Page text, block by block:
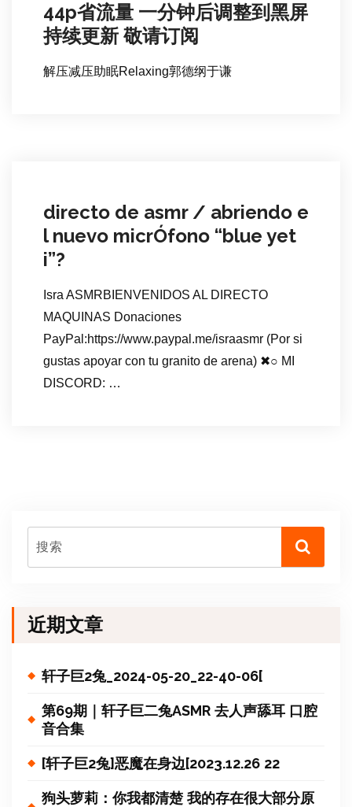
44p省流量 一分钟后调整到黑屏
持续更新 敬请订阅
解压减压助眠Relaxing郭德纲于谦
directo de asmr / abriendo e
l nuevo micrÓfono “blue yet
i”?️
Isra ASMRBIENVENIDOS AL DIRECTO
MAQUINAS Donaciones
PayPal:https://www.paypal.me/israasmr (Por si
gustas apoyar con tu granito de arena) ✖○ MI
DISCORD: …
近期文章
轩子巨2兔_2024-05-20_22-40-06[
第69期｜轩子巨二兔ASMR 去人声舔耳 口腔
音合集
[轩子巨2兔]恶魔在身边[2023.12.26 22
狗头萝莉：你我都清楚 我的存在很大部分原